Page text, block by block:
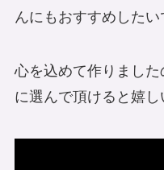
んにもおすすめしたい
心を込めて作りまし
に選んで頂けると嬉し